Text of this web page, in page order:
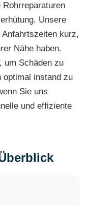
Unsere
kurz,
Nähe haben.
um Schäden zu
optimal instand zu
Sie uns
und effiziente